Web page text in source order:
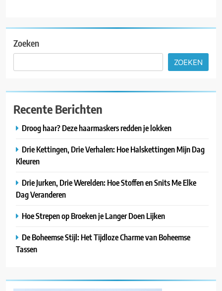
Zoeken
ZOEKEN
Recente Berichten
Droog haar? Deze haarmaskers redden je lokken
Drie Kettingen, Drie Verhalen: Hoe Halskettingen Mijn Dag
Kleuren
Drie Jurken, Drie Werelden: Hoe Stoffen en Snits Me Elke
Dag Veranderen
Hoe Strepen op Broeken je Langer Doen Lijken
De Boheemse Stijl: Het Tijdloze Charme van Boheemse
Tassen